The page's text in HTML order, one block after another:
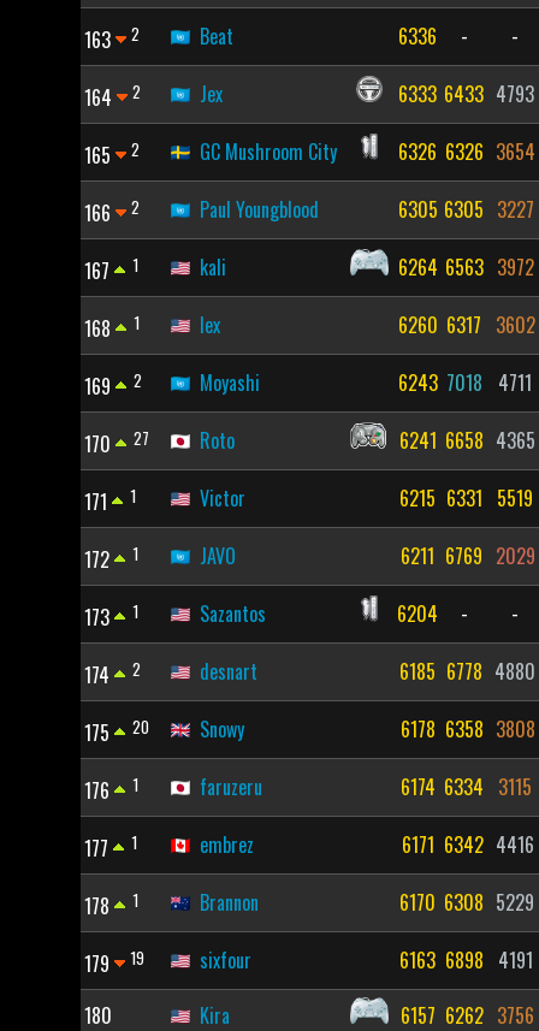
163 2 Beat 6336 - -
164 2 Jex 6333 6433 4793
165 2 GC Mushroom City 6326 6326 3654
166 2 Paul Youngblood 6305 6305 3227
167 1 kali 6264 6563 3972
168 1 lex 6260 6317 3602
169 2 Moyashi 6243 7018 4711
170 27 Roto 6241 6658 4365
171 1 Victor 6215 6331 5519
172 1 JAVO 6211 6769 2029
173 1 Sazantos 6204 - -
174 2 desnart 6185 6778 4880
175 20 Snowy 6178 6358 3808
176 1 faruzeru 6174 6334 3115
177 1 embrez 6171 6342 4416
178 1 Brannon 6170 6308 5229
179 19 sixfour 6163 6898 4191
180
Kira 6157 6262 3756